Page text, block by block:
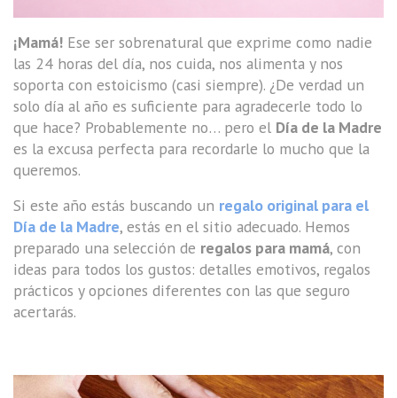
¡Mamá! Ese ser sobrenatural que exprime como nadie
las 24 horas del día, nos cuida, nos alimenta y nos
soporta con estoicismo (casi siempre). ¿De verdad un
solo día al año es suficiente para agradecerle todo lo
que hace? Probablemente no… pero el Día de la Madre
es la excusa perfecta para recordarle lo mucho que la
queremos.
Si este año estás buscando un regalo original para el
Día de la Madre, estás en el sitio adecuado. Hemos
preparado una selección de regalos para mamá, con
ideas para todos los gustos: detalles emotivos, regalos
prácticos y opciones diferentes con las que seguro
acertarás.